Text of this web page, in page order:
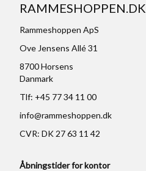
RAMMESHOPPEN.DK
Rammeshoppen ApS
Ove Jensens Allé 31
8700 Horsens
Danmark
Tlf: +45 77 34 11 00
info@rammeshoppen.dk
CVR: DK 27 63 11 42
Åbningstider for kontor